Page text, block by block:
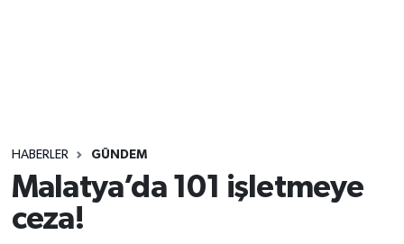
HABERLER GÜNDEM
Malatya’da 101 işletmeye
ceza!
Yaşam